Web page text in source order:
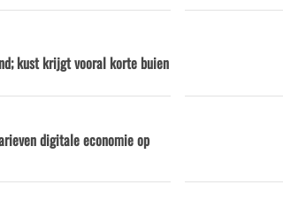
kust krijgt vooral korte buien
digitale economie op